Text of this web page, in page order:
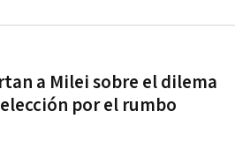
a Milei sobre el dilema
por el rumbo